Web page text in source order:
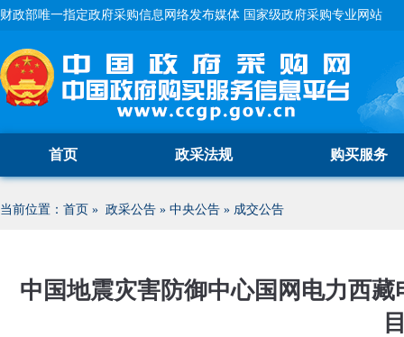
财政部唯一指定政府采购信息网络发布媒体 国家级政府采购专业网站
首页 政采法规 购买服务
当前位置： 首页 » 政采公告 » 中央公告 » 成交公告
中国地震灾害防御中心国网电力西